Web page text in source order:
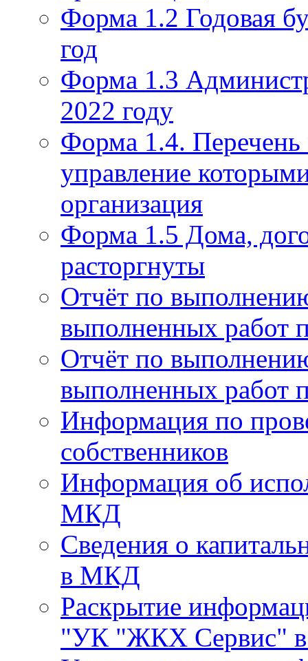
Форма 1.2 Годовая
год
Форма 1.3
2022 году
Форма 1.4.
управление
организация
Форма 1.5 Дома,
расторгнуты
Отчёт по
выполненных работ
Отчёт по
выполненных работ
Информация по
собственников
Информация об
МКД
Сведения о
в МКД
Раскрытие
"УК "ЖКХ Сервис" в